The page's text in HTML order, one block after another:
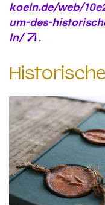
koeln.de/web/
um-des-
ln/
.